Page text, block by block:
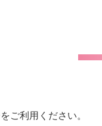
ご利用ください。